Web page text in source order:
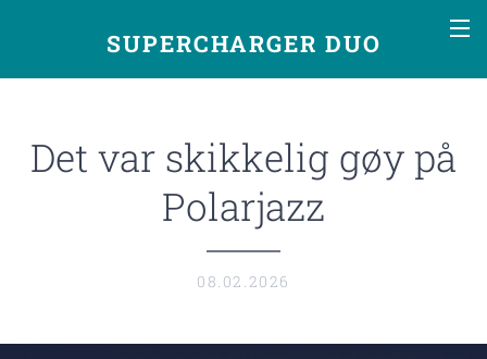
SUPERCHARGER DUO
Det var skikkelig gøy på
Polarjazz
08.02.2026